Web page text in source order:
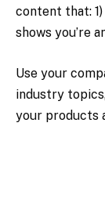
content that:
shows you’re
Use your
industry
your products